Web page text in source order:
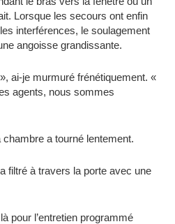
Lorsque les secours ont enfin
interférences, le soulagement
angoisse grandissante.
ai-je murmuré frénétiquement. «
agents, nous sommes
a tourné lentement.
filtré à travers la porte avec une
pour l’entretien programmé